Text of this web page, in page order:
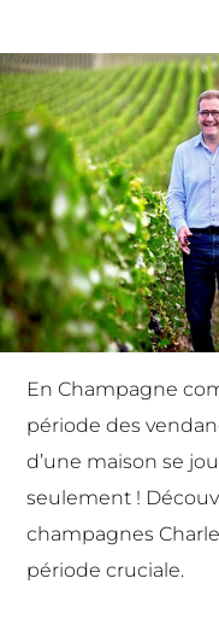
En Champagne
période des
d’une maison se
seulement !
champagnes
période cruciale.